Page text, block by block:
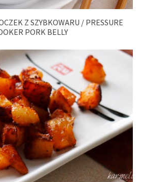
Z SZYBKOWARU / PRESSURE
PORK BELLY